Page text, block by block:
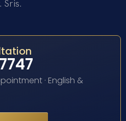
Sris.
· English &